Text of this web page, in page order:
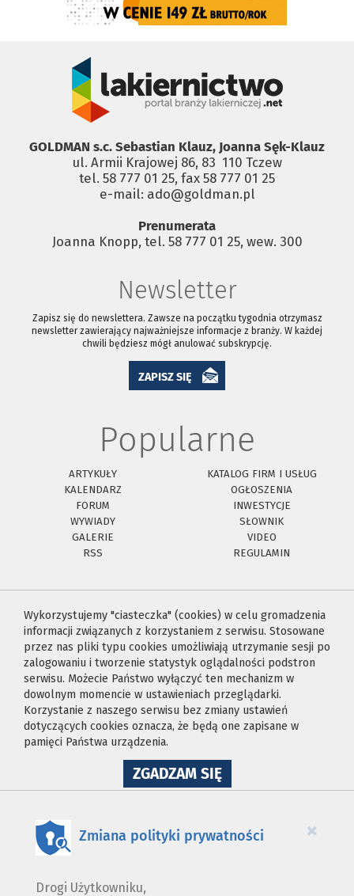
GOLDMAN s.c. Sebastian Klauz, Joanna Sęk-Klauz
ul. Armii Krajowej 86, 83 ­ 110 Tczew
tel. 58 777 01 25, fax 58 777 01 25
e-mail: ado@goldman.pl
Prenumerata
Joanna Knopp, tel. 58 777 01 25, wew. 300
Newsletter
Zapisz się do newslettera. Zawsze na początku tygodnia otrzymasz
newsletter zawierający najważniejsze informacje z branży. W każdej
chwili będziesz mógł anulować subskrypcję.
ZAPISZ SIĘ
Popularne
ARTYKUŁY
KATALOG FIRM I USŁUG
KALENDARZ
OGŁOSZENIA
FORUM
INWESTYCJE
WYWIADY
SŁOWNIK
GALERIE
VIDEO
RSS
REGULAMIN
Wykorzystujemy "ciasteczka" (cookies) w celu gromadzenia
informacji związanych z korzystaniem z serwisu. Stosowane
przez nas pliki typu cookies umożliwiają utrzymanie sesji po
zalogowaniu i tworzenie statystyk oglądalności podstron
serwisu. Możecie Państwo wyłączyć ten mechanizm w
dowolnym momencie w ustawieniach przeglądarki.
Korzystanie z naszego serwisu bez zmiany ustawień
dotyczących cookies oznacza, że będą one zapisane w
pamięci Państwa urządzenia.
ZGADZAM SIĘNA
WYKORZYSTANIE
×
Zmiana polityki prywatności
Drogi Użytkowniku,